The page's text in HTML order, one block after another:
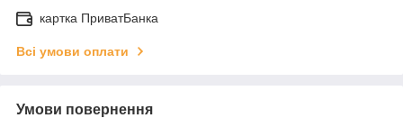
картка ПриватБанка
Всі умови оплати
Умови повернення